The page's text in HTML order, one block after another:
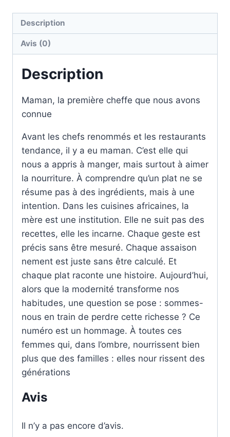
Description
Avis (0)
Description
Maman, la première cheffe que nous avons
connue
Avant les chefs renommés et les restaurants
tendance, il y a eu maman. C’est elle qui
nous a appris à manger, mais surtout à aimer
la nourriture. À comprendre qu’un plat ne se
résume pas à des ingrédients, mais à une
intention. Dans les cuisines africaines, la
mère est une institution. Elle ne suit pas des
recettes, elle les incarne. Chaque geste est
précis sans être mesuré. Chaque assaison
nement est juste sans être calculé. Et
chaque plat raconte une histoire. Aujourd’hui,
alors que la modernité transforme nos
habitudes, une question se pose : sommes-
nous en train de perdre cette richesse ? Ce
numéro est un hommage. À toutes ces
femmes qui, dans l’ombre, nourrissent bien
plus que des familles : elles nour rissent des
générations
Avis
Il n’y a pas encore d’avis.